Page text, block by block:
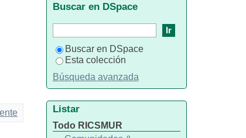
Buscar en DSpace
Buscar en DSpace
Esta colección
Búsqueda avanzada
Listar
Todo RICSMUR